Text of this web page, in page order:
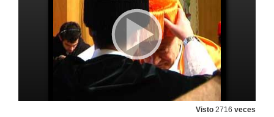
Visto 2716 veces